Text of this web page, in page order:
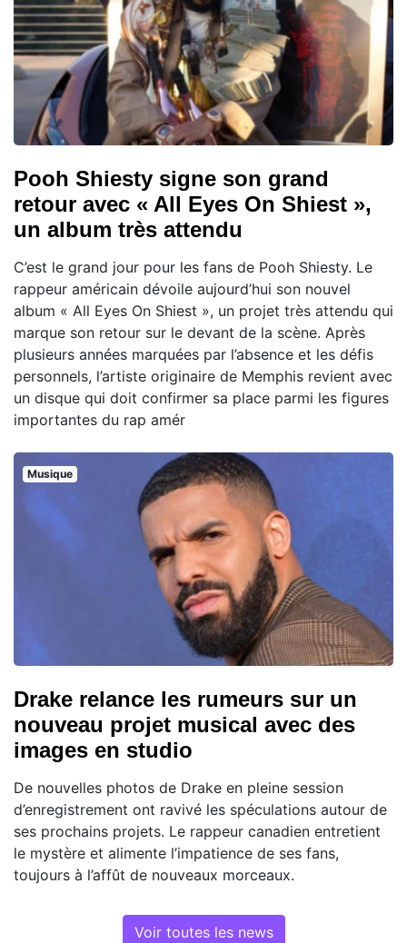
Pooh Shiesty signe son grand
retour avec « All Eyes On Shiest »,
un album très attendu
C’est le grand jour pour les fans de Pooh Shiesty. Le
rappeur américain dévoile aujourd’hui son nouvel
album « All Eyes On Shiest », un projet très attendu qui
marque son retour sur le devant de la scène. Après
plusieurs années marquées par l’absence et les défis
personnels, l’artiste originaire de Memphis revient avec
un disque qui doit confirmer sa place parmi les figures
importantes du rap amér
Musique
Drake relance les rumeurs sur un
nouveau projet musical avec des
images en studio
De nouvelles photos de Drake en pleine session
d’enregistrement ont ravivé les spéculations autour de
ses prochains projets. Le rappeur canadien entretient
le mystère et alimente l’impatience de ses fans,
toujours à l’affût de nouveaux morceaux.
Voir toutes les news